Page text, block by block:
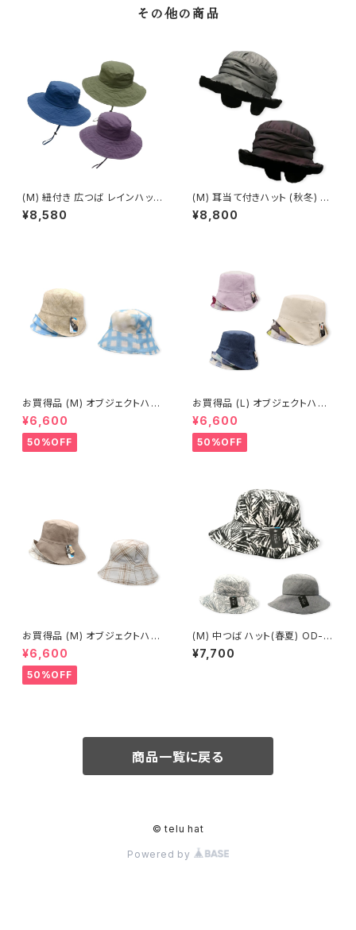
その他の商品
(M) 紐付き 広つば レインハット
16-19504
¥8,580
(M) 耳当て付きハット (秋冬) 14
-21308
¥8,800
お買得品 (M) オブジェクトハッ
ト (春夏) 15-14406
¥6,600
50%OFF
お買得品 (L) オブジェクトハット
(春夏) 19-14401
¥6,600
50%OFF
お買得品 (M) オブジェクトハッ
ト (春夏) 14-14502
¥6,600
50%OFF
(M) 中つば ハット(春夏) OD-1
3302
¥7,700
商品一覧に戻る
© telu hat
Powered by